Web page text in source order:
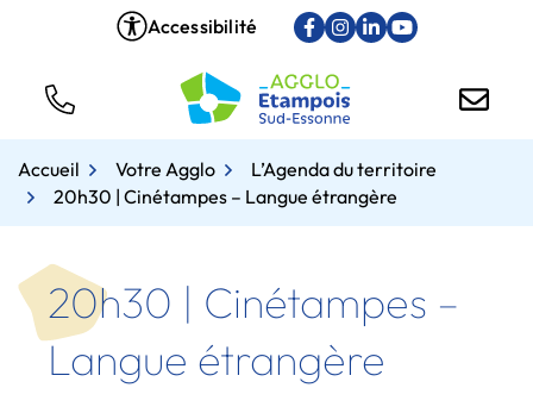
Gestion des traceurs
Accessibilité Lien vers le compte
Lien vers le compte
Lien vers le
Lien vers la
Tél.
Accueil Votre Agglo
L’Agenda du territoire
20h30 | Cinétampes – Langue étrangère
20h30 | Cinétampes –
Langue étrangère